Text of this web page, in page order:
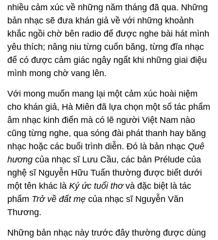
nhiều cảm xúc về những năm tháng đã qua. Những
bản nhạc sẽ đưa khán giả về với những khoảnh
khắc ngồi chờ bên radio để được nghe bài hát mình
yêu thích; nâng niu từng cuốn băng, từng đĩa nhạc
để có được cảm giác ngây ngất khi những giai điệu
mình mong chờ vang lên.
Với mong muốn mang lại một cảm xúc hoài niệm
cho khán giả, Hà Miên đã lựa chọn một số tác phẩm
âm nhạc kinh điển mà có lẽ người Việt Nam nào
cũng từng nghe, qua sóng đài phát thanh hay băng
nhạc hoặc các buổi trình diễn. Đó là bản nhạc Quê
hương của nhạc sĩ Lưu Cầu, các bản Prélude của
nghệ sĩ Nguyễn Hữu Tuấn thường được biết dưới
một tên khác là Ký ức tuổi thơ và đặc biệt là tác
phẩm Trở về đất mẹ của nhạc sĩ Nguyễn Văn
Thương.
Những bản nhạc này trước đây thường được dùng